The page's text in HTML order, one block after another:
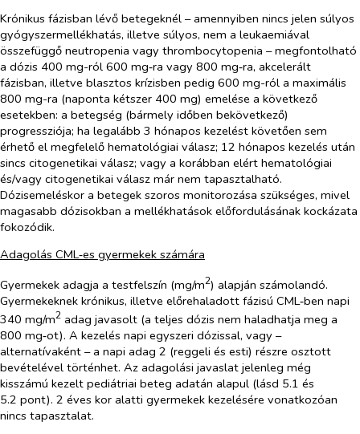
Krónikus fázisban lévő betegeknél – amennyiben nincs jelen súlyos
gyógyszermellékhatás, illetve súlyos, nem a leukaemiával
összefüggő neutropenia vagy thrombocytopenia – megfontolható
a dózis 400 mg-ról 600 mg‑ra vagy 800 mg‑ra, akcelerált
fázisban, illetve blasztos krízisben pedig 600 mg-ról a maximális
800 mg-ra (naponta kétszer 400 mg) emelése a következő
esetekben: a betegség (bármely időben bekövetkező)
progressziója; ha legalább 3 hónapos kezelést követően sem
érhető el megfelelő hematológiai válasz; 12 hónapos kezelés után
sincs citogenetikai válasz; vagy a korábban elért hematológiai
és/vagy citogenetikai válasz már nem tapasztalható.
Dózisemeléskor a betegek szoros monitorozása szükséges, mivel
magasabb dózisokban a mellékhatások előfordulásának kockázata
fokozódik.
Adagolás CML‑es gyermekek számára
Gyermekek adagja a testfelszín (mg/m2) alapján számolandó.
Gyermekeknek krónikus, illetve előrehaladott fázisú CML‑ben napi
340 mg/m2 adag javasolt (a teljes dózis nem haladhatja meg a
800 mg‑ot). A kezelés napi egyszeri dózissal, vagy –
alternatívaként – a napi adag 2 (reggeli és esti) részre osztott
bevételével történhet. Az adagolási javaslat jelenleg még
kisszámú kezelt pediátriai beteg adatán alapul (lásd 5.1 és
5.2 pont). 2 éves kor alatti gyermekek kezelésére vonatkozóan
nincs tapasztalat.